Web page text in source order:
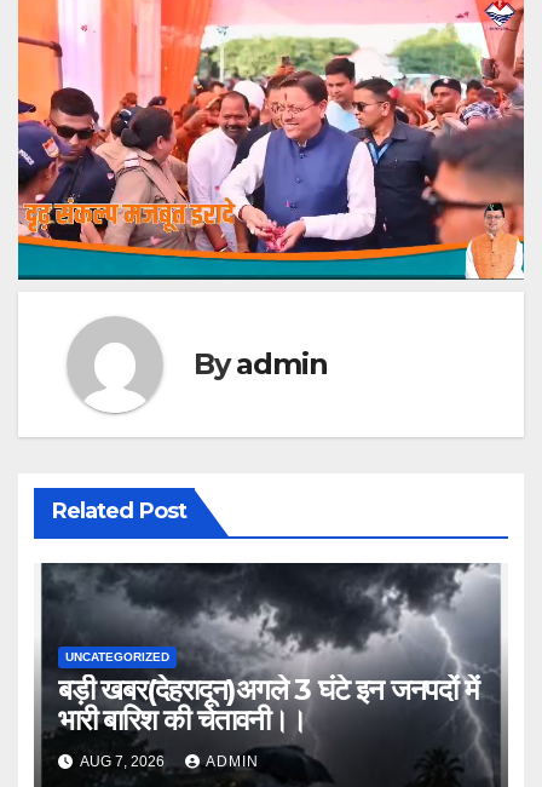
Byadmin
Related Post
UNCATEGORIZED
बड़ी खबर(देहरादून)अगले 3 घंटे इन जनपदों में
भारी बारिश की चेतावनी।।
AUG 7, 2026 ADMIN